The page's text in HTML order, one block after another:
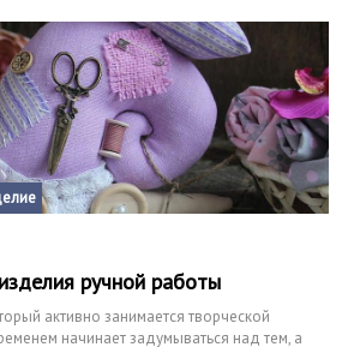
ручной работы
активно занимается творческой
начинает задумываться над тем, а